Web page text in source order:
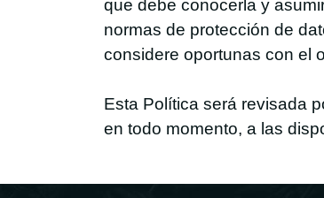
que debe conocerla y
normas de protección de
considere oportunas con el
Esta Política será revisada
en todo momento, a las